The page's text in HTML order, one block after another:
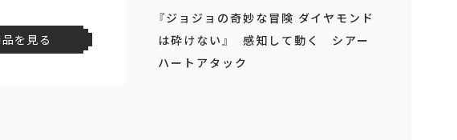
を見る
『ジョジョの奇妙な冒険 ダイヤモンド
は砕けない』 感知して動く シアー
ハートアタック